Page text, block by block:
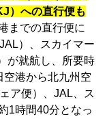
）への直行便も
までの直行便に
）、スカイマー
が就航し、所要時
空港から北九州空
ア便）、JAL、ス
1時間40分となっ